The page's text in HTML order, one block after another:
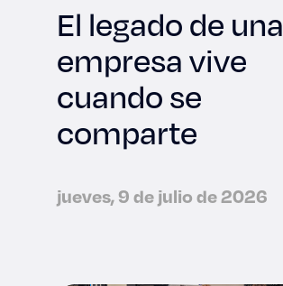
El legado de una
empresa vive
cuando se
comparte
jueves, 9 de julio de 2026